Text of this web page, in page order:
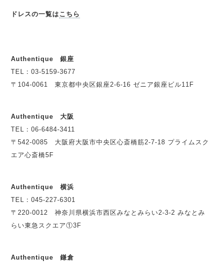
ドレスの一覧はこちら
Authentique 銀座
TEL：03-5159-3677
〒104-0061 東京都中央区銀座2-6-16 ゼニア銀座ビル11F
Authentique 大阪
TEL：06-6484-3411
〒542-0085 大阪府大阪市中央区心斎橋筋2-7-18 プライムスク
エア心斎橋5F
Authentique 横浜
TEL：045-227-6301
〒220-0012 神奈川県横浜市西区みなとみらい2-3-2 みなとみ
らい東急スクエア①3F
Authentique 鎌倉